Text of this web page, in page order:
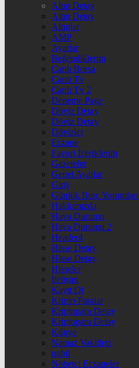
Altın Detay
Altın Detay
Altınlar
AMP
Ayarlar
Beğendiklerim
Canlı Borsa
Canlı Tv
Canlı Tv 2
Deneme Page
Döviz Detay
Döviz Detay
Dövizler
Eczane
Favori İçeriklerim
Gazeteler
Genel Ayarlar
Giriş
Günlük Burç Yorumları
Hakkımızda
Hava Durumu
Hava Durumu 2
Header4
Hisse Detay
Hisse Detay
Hisseler
İletişim
Kayıt Ol
Kripto Paralar
Kriptopara Detay
Kriptopara Detay
Künye
Namaz Vakitleri
nnbil
Nöbetçi Eczaneler